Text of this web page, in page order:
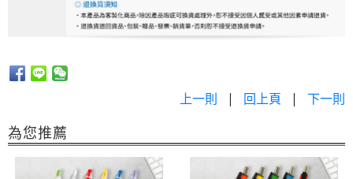
上一則 | 回上頁 | 下一則
為您推薦